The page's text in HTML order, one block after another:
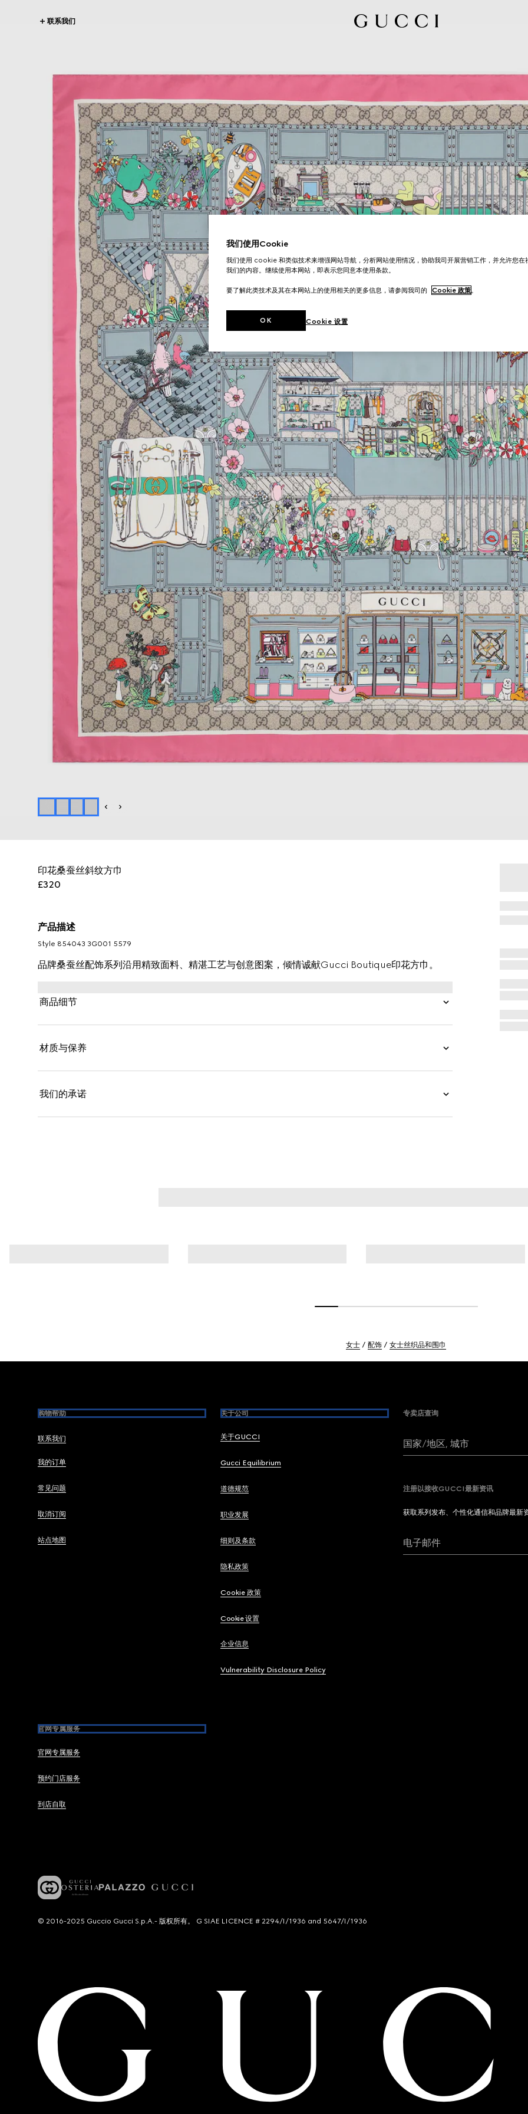
联系我们
印花桑蚕丝斜纹方巾
£320
产品描述
Style ‎854043 3G001 5579
品牌桑蚕丝配饰系列沿用精致面料、精湛工艺与创意图案，倾情诚献Gucci Boutique印花方巾。
商品细节
材质与保养
我们的承诺
女士 配饰 女士丝织品和围巾
购物帮助
联系我们
我的订单
常见问题
取消订阅
站点地图
关于公司
关于GUCCI
Gucci Equilibrium
道德规范
职业发展
细则及条款
隐私政策
Cookie 政策
Cookie 设置
企业信息
Vulnerability Disclosure Policy
官网专属服务
官网专属服务
预约门店服务
到店自取
专卖店查询
国家/地区, 城市
注册以接收GUCCI最新资讯
获取系列发布、个性化通信和品牌最新
电子邮件
© 2016-2025 Guccio Gucci S.p.A.- 版权所有。 G SIAE LICENCE # 2294/I/1936 and 5647/I/1936
我们使用Cookie
我们使用 cookie 和类似技术来增强网站导航，分析网站使用情况，协助我司开展营销工作，并允许您在
我们的内容。继续使用本网站，即表示您同意本使用条款。
要了解此类技术及其在本网站上的使用相关的更多信息，请参阅我司的 Cookie 政策。
Cookie 设置
OK